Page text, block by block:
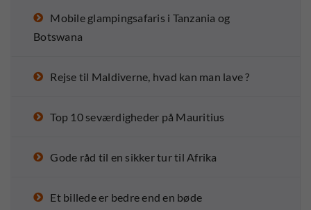
Mobile glampingsafaris i Tanzania og
Botswana
Rejse til Maldiverne, hvad kan man lave ?
Top 10 seværdigheder på Mauritius
Gode råd til en sikker tur til Afrika
Et billede er bedre end en bøde